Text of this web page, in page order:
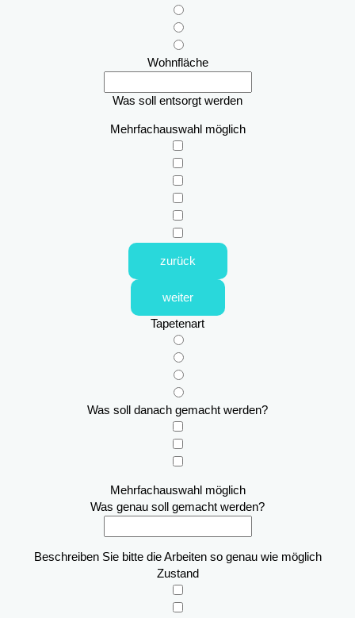
Wohnfläche
Was soll entsorgt werden
Mehrfachauswahl möglich
zurück
weiter
Tapetenart
Was soll danach gemacht werden?
Mehrfachauswahl möglich
Was genau soll gemacht werden?
Beschreiben Sie bitte die Arbeiten so genau wie möglich
Zustand